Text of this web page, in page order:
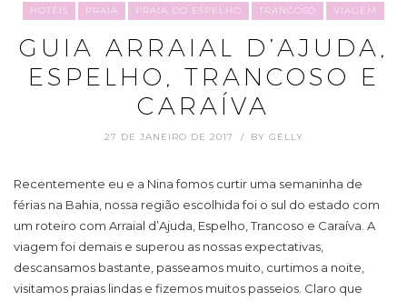
HOTÉIS PRAIA PRAIA DO ESPELHO TRANCOSO VIAGEM
GUIA ARRAIAL D’AJUDA,
ESPELHO, TRANCOSO E
CARAÍVA
27 DE JANEIRO DE 2017 BY GELLY
Recentemente eu e a Nina fomos curtir uma semaninha de
férias na Bahia, nossa região escolhida foi o sul do estado com
um roteiro com Arraial d’Ajuda, Espelho, Trancoso e Caraíva. A
viagem foi demais e superou as nossas expectativas,
descansamos bastante, passeamos muito, curtimos a noite,
visitamos praias lindas e fizemos muitos passeios. Claro que